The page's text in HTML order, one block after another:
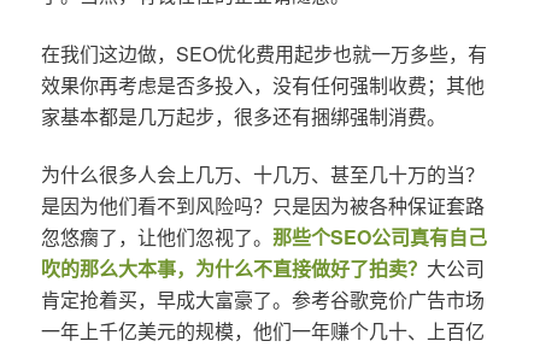
在我们这边做，SEO优化费用起步也就一万多些，有
效果你再考虑是否多投入，没有任何强制收费；其他
家基本都是几万起步，很多还有捆绑强制消费。
为什么很多人会上几万、十几万、甚至几十万的当？
是因为他们看不到风险吗？只是因为被各种保证套路
忽悠瘸了，让他们忽视了。 那些个SEO公司真有自己
吹的那么大本事，为什么不直接做好了拍卖？ 大公司
肯定抢着买，早成大富豪了。参考谷歌竞价广告市场
一年上千亿美元的规模，他们一年赚个几十、上百亿